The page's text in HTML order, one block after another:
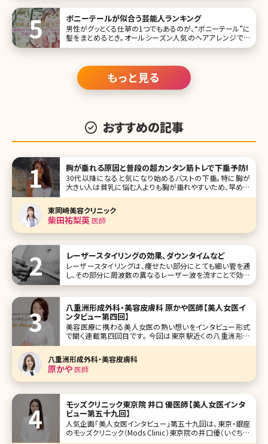
持つ人たちは、本当に美意識が高いと言えるのではないでし
ょうか。今回はほどよ
ポニーテールが似合う芸能人ランキング
男性がグッとくる仕草の1つでもあるのが、“ポニーテール”に
髪をまとめるとき。オールシーズン人気のヘアアレンジでも
あります。 そこで今回は、可愛すぎて真似したくなってしまう
気に入りのポニーテールスタイルをぜひ見つけてください
ね。 第1位綾
もっと見る
おすすめの記事
胸が垂れる原因と普段の超カンタン筋トレで下垂予防!
30代以降になると気になり始めるバストの下垂。特に胸が
大きい人は貧乳に悩む人よりも胸が垂れやすいため、早めに
胸が垂れるのを防ぐケアを始める必要があると言われてい
の下垂を防ぐ方法について、簡単な筋トレからクリニックでの
治療まで考えてみましょう。
東岡崎美容クリニック
柴田祐梨英医師
レーザースタイリングの効果、ダウンタイムなど
レーザースタイリングは、痩せたい部分にとても細い管を通
し、その部分に周波数の異なるレーザー波を流すことで効率
的に痩せることができる脂肪溶解施術です。 私たちの体の中
いるのが脂肪細胞です。
八重洲形成外科・美容皮膚科 原かや医師【美人女医イ
ンタビュー第四回】
美容医療に携わる美人女医の熱い想いをインタビュー形式
で聞く連載第四回目です。 今回は東京駅近くの八重洲形成
外科・美容皮膚科の原かや院長です。 形成外科から美容領
域進出の経緯、現在でも診療にあたる大学病院と開業医の
違いなどを語ってもらい、興味深い内容になりました。インタ
ビューから、その真摯な想いが
八重洲形成外科・美容皮膚科
原かや医師
モッズクリニック東京院 井口 優医師【美人女医インタ
ビュー第五十九回】
人気企画「美人女医インタビュー」第五十九回は、東京・銀座
のモッズクリニック（Mods Clinic）東京院の井口優（いぐちゆ
う）先生です。 そのこだわりから脂肪吸引・脂肪注入で指名が